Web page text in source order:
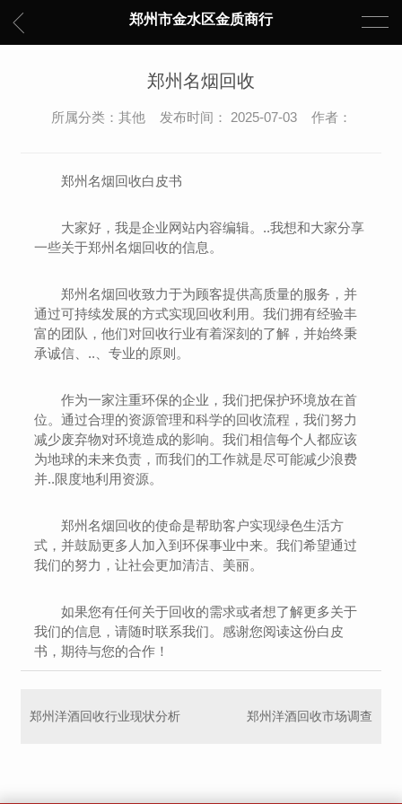
郑州市金水区金质商行
郑州名烟回收
所属分类：其他 发布时间： 2025-07-03 作者：
郑州名烟回收白皮书
大家好，我是企业网站内容编辑。..我想和大家分享
一些关于郑州名烟回收的信息。
郑州名烟回收致力于为顾客提供高质量的服务，并
通过可持续发展的方式实现回收利用。我们拥有经验丰
富的团队，他们对回收行业有着深刻的了解，并始终秉
承诚信、..、专业的原则。
作为一家注重环保的企业，我们把保护环境放在首
位。通过合理的资源管理和科学的回收流程，我们努力
减少废弃物对环境造成的影响。我们相信每个人都应该
为地球的未来负责，而我们的工作就是尽可能减少浪费
并..限度地利用资源。
郑州名烟回收的使命是帮助客户实现绿色生活方
式，并鼓励更多人加入到环保事业中来。我们希望通过
我们的努力，让社会更加清洁、美丽。
如果您有任何关于回收的需求或者想了解更多关于
我们的信息，请随时联系我们。感谢您阅读这份白皮
书，期待与您的合作！
郑州洋酒回收行业现状分析 郑州洋酒回收市场调查